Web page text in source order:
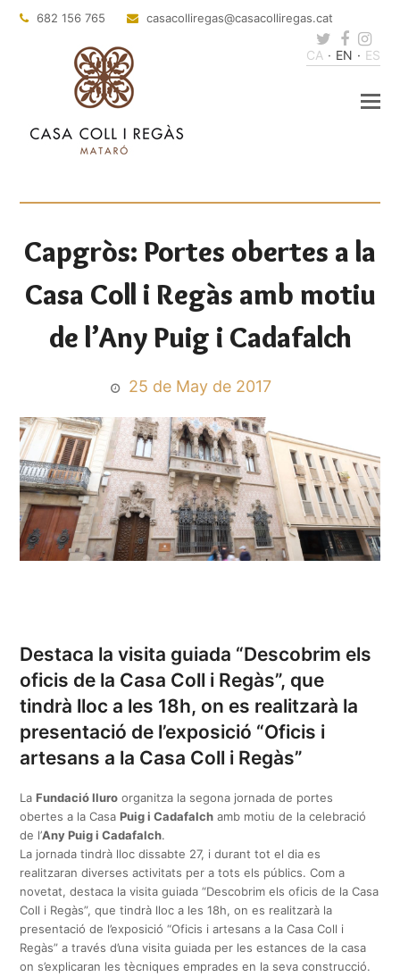
682 156 765 casacolliregas@casacolliregas.cat
Twitter
CA EN ES
Capgròs: Portes obertes a la
Casa Coll i Regàs amb motiu
de l’Any Puig i Cadafalch
25 de May de 2017
Destaca la visita guiada “Descobrim els
oficis de la Casa Coll i Regàs”, que
tindrà lloc a les 18h, on es realitzarà la
presentació de l’exposició “Oficis i
artesans a la Casa Coll i Regàs”
LaFundació Iluro organitza la segona jornada de portes
obertes a la CasaPuig i Cadafalch amb motiu de la celebració
de l’Any Puig i Cadafalch.
La jornada tindrà lloc dissabte 27, i durant tot el dia es
realitzaran diverses activitats per a tots els públics. Com a
novetat, destaca la visita guiada “Descobrim els oficis de la Casa
Coll i Regàs”, que tindrà lloc a les 18h, on es realitzarà la
presentació de l’exposició “Oficis i artesans a la Casa Coll i
Regàs” a través d’una visita guiada per les estances de la casa
on s’explicaran les tècniques emprades en la seva construcció.